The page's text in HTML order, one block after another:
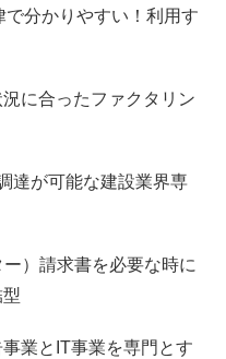
分かりやすい！利用す
に合ったファクタリン
達が可能な建設業界専
）請求書を必要な時に
業とIT事業を専門とす